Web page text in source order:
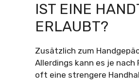
IST EINE
ERLAUBT?
Zusätzlich zum
Allerdings kann es je
oft eine strengere